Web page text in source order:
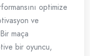
optimize
ve
maça
bir oyuncu,